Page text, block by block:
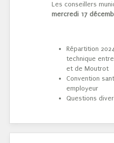
Les conseillers
mercredi 17
Ordre
Répartition
technique
et de Moutrot
Convention
employeur
Questions